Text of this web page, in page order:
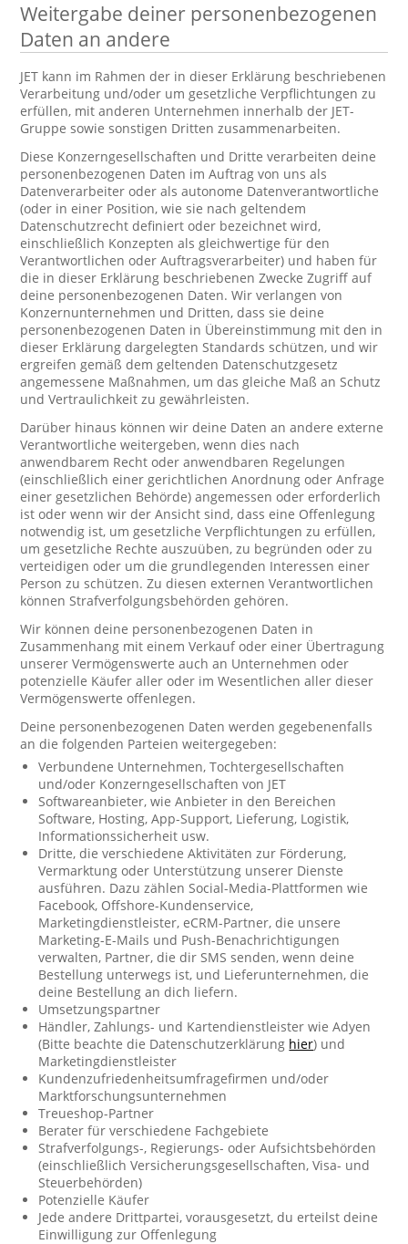
Weitergabe deiner personenbezogenen
Daten an andere
JET kann im Rahmen der in dieser Erklärung beschriebenen
Verarbeitung und/oder um gesetzliche Verpflichtungen zu
erfüllen, mit anderen Unternehmen innerhalb der JET-
Gruppe sowie sonstigen Dritten zusammenarbeiten.
Diese Konzerngesellschaften und Dritte verarbeiten deine
personenbezogenen Daten im Auftrag von uns als
Datenverarbeiter oder als autonome Datenverantwortliche
(oder in einer Position, wie sie nach geltendem
Datenschutzrecht definiert oder bezeichnet wird,
einschließlich Konzepten als gleichwertige für den
Verantwortlichen oder Auftragsverarbeiter) und haben für
die in dieser Erklärung beschriebenen Zwecke Zugriff auf
deine personenbezogenen Daten. Wir verlangen von
Konzernunternehmen und Dritten, dass sie deine
personenbezogenen Daten in Übereinstimmung mit den in
dieser Erklärung dargelegten Standards schützen, und wir
ergreifen gemäß dem geltenden Datenschutzgesetz
angemessene Maßnahmen, um das gleiche Maß an Schutz
und Vertraulichkeit zu gewährleisten.
Darüber hinaus können wir deine Daten an andere externe
Verantwortliche weitergeben, wenn dies nach
anwendbarem Recht oder anwendbaren Regelungen
(einschließlich einer gerichtlichen Anordnung oder Anfrage
einer gesetzlichen Behörde) angemessen oder erforderlich
ist oder wenn wir der Ansicht sind, dass eine Offenlegung
notwendig ist, um gesetzliche Verpflichtungen zu erfüllen,
um gesetzliche Rechte auszuüben, zu begründen oder zu
verteidigen oder um die grundlegenden Interessen einer
Person zu schützen. Zu diesen externen Verantwortlichen
können Strafverfolgungsbehörden gehören.
Wir können deine personenbezogenen Daten in
Zusammenhang mit einem Verkauf oder einer Übertragung
unserer Vermögenswerte auch an Unternehmen oder
potenzielle Käufer aller oder im Wesentlichen aller dieser
Vermögenswerte offenlegen.
Deine personenbezogenen Daten werden gegebenenfalls
an die folgenden Parteien weitergegeben:
Verbundene Unternehmen, Tochtergesellschaften
und/oder Konzerngesellschaften von JET
Softwareanbieter, wie Anbieter in den Bereichen
Software, Hosting, App-Support, Lieferung, Logistik,
Informationssicherheit usw.
Dritte, die verschiedene Aktivitäten zur Förderung,
Vermarktung oder Unterstützung unserer Dienste
ausführen. Dazu zählen Social-Media-Plattformen wie
Facebook, Offshore-Kundenservice,
Marketingdienstleister, eCRM-Partner, die unsere
Marketing-E-Mails und Push-Benachrichtigungen
verwalten, Partner, die dir SMS senden, wenn deine
Bestellung unterwegs ist, und Lieferunternehmen, die
deine Bestellung an dich liefern.
Umsetzungspartner
Händler, Zahlungs- und Kartendienstleister wie Adyen
(Bitte beachte die Datenschutzerklärung hier) und
Marketingdienstleister
Kundenzufriedenheitsumfragefirmen und/oder
Marktforschungsunternehmen
Treueshop-Partner
Berater für verschiedene Fachgebiete
Strafverfolgungs-, Regierungs- oder Aufsichtsbehörden
(einschließlich Versicherungsgesellschaften, Visa- und
Steuerbehörden)
Potenzielle Käufer
Jede andere Drittpartei, vorausgesetzt, du erteilst deine
Einwilligung zur Offenlegung